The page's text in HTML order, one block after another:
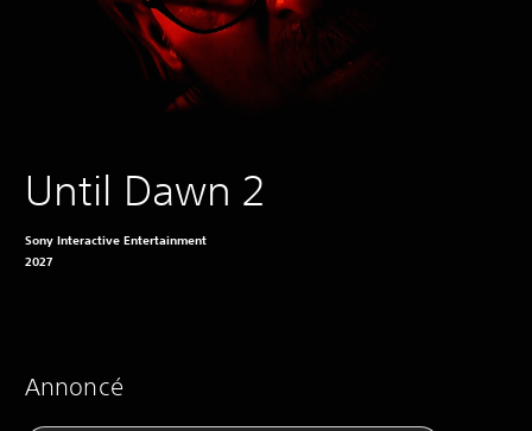
Until Dawn 2
Sony Interactive Entertainment
2027
Annoncé